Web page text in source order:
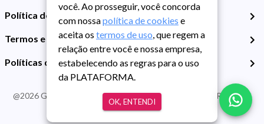
Política de Privacidade
Termos e Condições de Uso
Políticas de Cookies
@2026Guarida Imóvel. Todos os direitos reservados. CRECI RS -
413J | CNPJ Guarida: 89.398.606/0001-30
você. Ao prosseguir, você concorda
com nossapolítica de cookies e
aceita os termos de uso, que regem a
relação entre você e nossa empresa,
estabelecendo as regras para o uso
da PLATAFORMA.
OK, ENTENDI